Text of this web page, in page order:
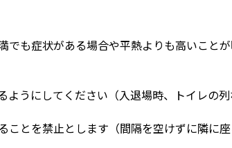
も症状がある場合や平熱よりも高いこと
うにしてください（入退場時、トイレの列
とを禁止とします（間隔を空けずに隣に